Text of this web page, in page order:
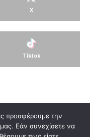
X
Tiktok
προσφέρουμε την
Εάν συνεχίσετε να